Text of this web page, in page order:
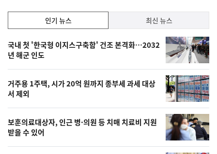
락
기,
최
신,
오
늘
의
영
상
인기 뉴스 최신 뉴스
기
뉴
스
국내 첫 '한국형 이지스구축함' 건조 본격화…2032
년 해군 인도
거주용 1주택, 시가 20억 원까지 종부세 과세 대상
서 제외
보훈의료대상자, 인근 병·의원 등 치매 치료비 지원
받을 수 있어